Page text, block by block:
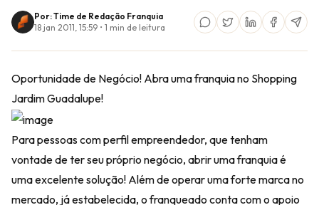
Por: Time de Redação Franquia
18 jan 2011, 15:59 • 1 min de leitura
Oportunidade de Negócio! Abra uma franquia no Shopping
Jardim Guadalupe!
Para pessoas com perfil empreendedor, que tenham
vontade de ter seu próprio negócio, abrir uma franquia é
uma excelente solução! Além de operar uma forte marca no
mercado, já estabelecida, o franqueado conta com o apoio